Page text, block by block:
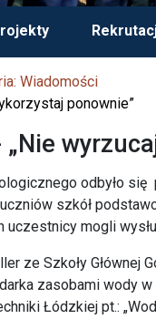
Wiadomości
ponownie”
„Nie
odbyło
szkół
mogli
ze Szkoły
zasobami wody
Łódzkiej pt.: